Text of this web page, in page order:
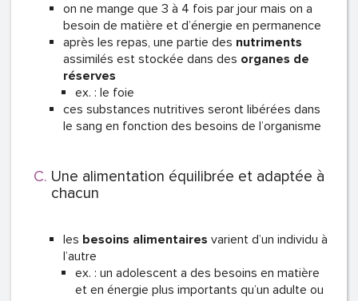
on ne mange que 3 à 4 fois par jour mais on a
besoin de matière et d’énergie en permanence
après les repas, une partie des nutriments
assimilés est stockée dans des organes de
réserves
ex. : le foie
ces substances nutritives seront libérées dans
le sang en fonction des besoins de l’organisme
Une alimentation équilibrée et adaptée à
chacun
les besoins alimentaires varient d’un individu à
l’autre
ex. : un adolescent a des besoins en matière
et en énergie plus importants qu’un adulte ou